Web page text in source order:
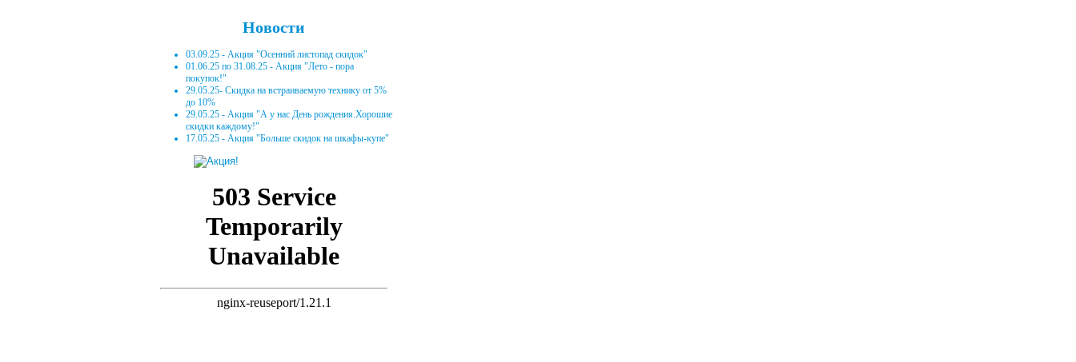
Новости
03.09.25 - Акция "Осенний листопад скидок"
01.06.25 по 31.08.25 - Акция "Лето - пора
покупок!"
29.05.25- Скидка на встраиваемую технику от 5%
до 10%
29.05.25 - Акция "А у нас День рождения.Хорошие
скидки каждому!"
17.05.25 - Акция "Больше скидок на шкафы-купе"